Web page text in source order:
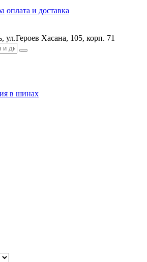
оплата и доставка
ул.Героев Хасана, 105, корп. 71
в шинах